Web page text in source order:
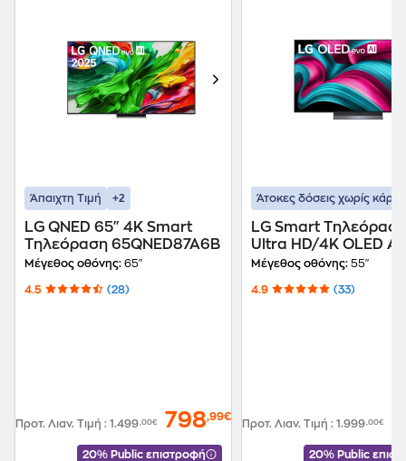
Άπαιχτη Τιμή +2
LG QNED 65" 4K Smart
Τηλεόραση 65QNED87A6B
Μέγεθος οθόνης: 65"
4.5 (28)
Προτ. Λιαν. Τιμή : 1.499,00€ 798,99€
20% Public επιστροφή
Άτοκες δόσεις χωρίς κάρτα
LG Smart
Ultra HD/4K OLED AI
2025
Μέγεθος οθόνης: 55"
4.9 (33)
Προτ. Λιαν. Τιμή : 1.999,00€
20% Public